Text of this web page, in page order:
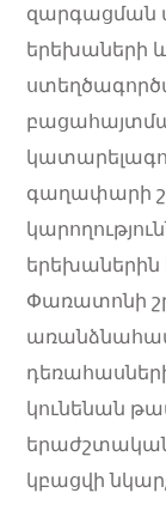
զարգացման
երեխաների
գաղափարի
երեխաներին
Փառատոնի
կունենան
կբացվի